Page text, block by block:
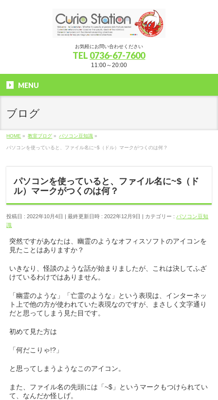
お気軽にお問い合わせください
TEL 0736-67-7600
11:00～20:00
MENU
ブログ
HOME » 教室ブログ » パソコン豆知識 »
パソコンを使っていると、ファイル名に~$（ドル）マークがつくのは何？
パソコンを使っていると、ファイル名に~$（ド
ル）マークがつくのは何？
投稿日 : 2022年10月4日 最終更新日時 : 2022年12月9日 カテゴリー : パソコン豆知
識
突然ですがあなたは、幽霊のようなオフィスソフトのアイコンを
見たことはありますか？
いきなり、怪談のような話が始まりましたが、これは決してふざ
けているわけではありません。
「幽霊のような」「亡霊のような」という表現は、インターネッ
ト上で他の方が使われていた表現なのですが、まさしく文字通り
だと思ってしまう見た目です。
初めて見た方は
「何だこりゃ!?」
と思ってしまうようなこのアイコン。
また、ファイル名の先頭には「~$」というマークもつけられてい
て、なんだか怪しげ。